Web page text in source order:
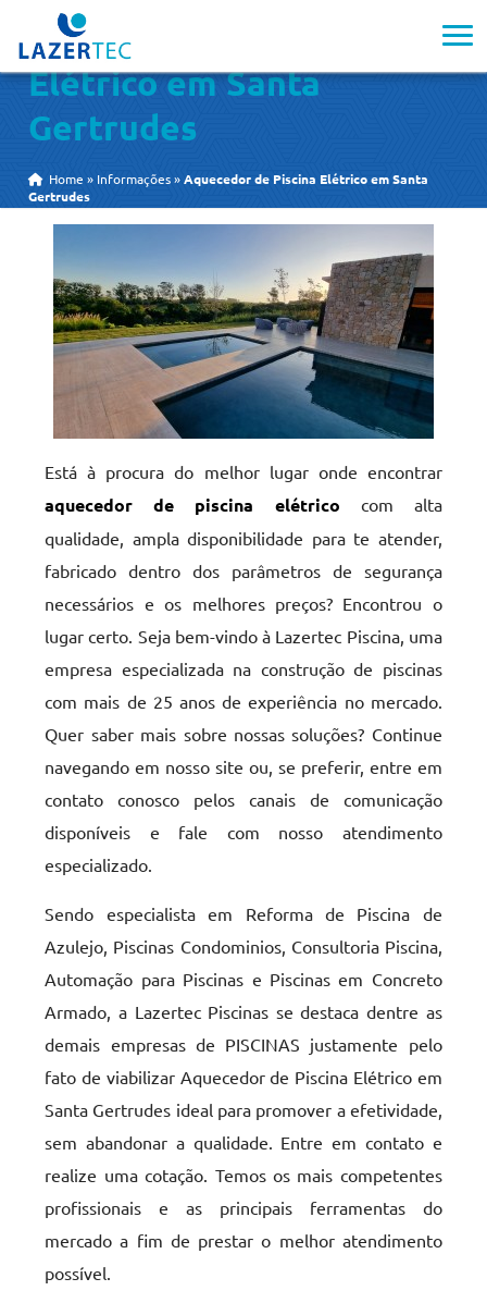
Aquecedor de Piscina
Elétrico em Santa
Gertrudes
Home » Informações »Aquecedor de Piscina Elétrico em Santa
Gertrudes
Está à procura do melhor lugar onde encontrar
aquecedor de piscina elétrico com alta
qualidade, ampla disponibilidade para te atender,
fabricado dentro dos parâmetros de segurança
necessários e os melhores preços? Encontrou o
lugar certo. Seja bem-vindo à Lazertec Piscina, uma
empresa especializada na construção de piscinas
com mais de 25 anos de experiência no mercado.
Quer saber mais sobre nossas soluções? Continue
navegando em nosso site ou, se preferir, entre em
contato conosco pelos canais de comunicação
disponíveis e fale com nosso atendimento
especializado.
Sendo especialista em Reforma de Piscina de
Azulejo, Piscinas Condominios, Consultoria Piscina,
Automação para Piscinas e Piscinas em Concreto
Armado, a Lazertec Piscinas se destaca dentre as
demais empresas de PISCINAS justamente pelo
fato de viabilizar Aquecedor de Piscina Elétrico em
Santa Gertrudes ideal para promover a efetividade,
sem abandonar a qualidade. Entre em contato e
realize uma cotação. Temos os mais competentes
profissionais e as principais ferramentas do
mercado a fim de prestar o melhor atendimento
possível.